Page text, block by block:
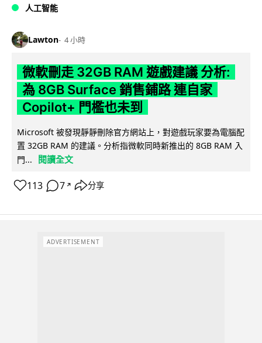
人工智能
Lawton 4 小時
微軟刪走 32GB RAM 遊戲建議 分析:
為 8GB Surface 銷售鋪路 連自家
Copilot+ 門檻也未到
Microsoft 被發現靜靜刪除官方網站上，對遊戲玩家要為電腦配
置 32GB RAM 的建議。分析指微軟同時新推出的 8GB RAM 入
門...
閱讀全文
113 7 ↗ 分享
ADVERTISEMENT